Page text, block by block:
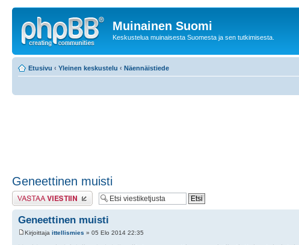
Muinainen Suomi
Keskustelua muinaisesta Suomesta ja sen tutkimisesta.
Etusivu ‹ Yleinen keskustelu ‹ Näennäistiede
Geneettinen muisti
Lähetä vastaus
Geneettinen muisti
Kirjoittaja ittellismies » 05 Elo 2014 22:35